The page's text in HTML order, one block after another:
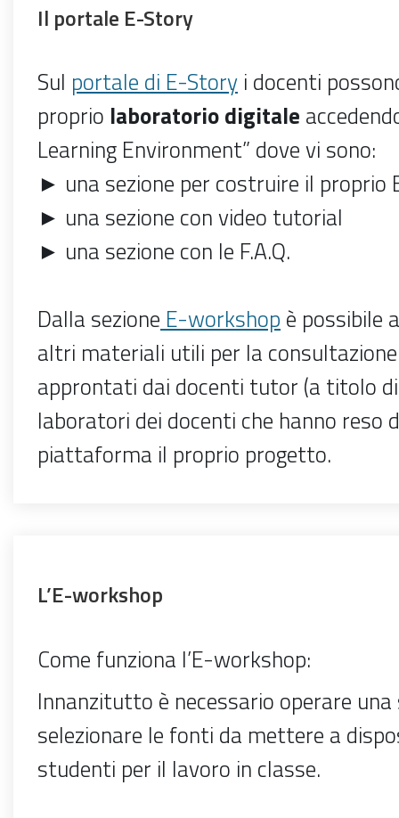
Il portale E-Story
Sul portale di E-Story i docenti
proprio laboratorio digitale
Learning Environment” dove vi sono:
► una sezione per costruire il proprio
► una sezione con video tutorial
► una sezione con le F.A.Q.
Dalla sezione E-workshop è possibile
altri materiali utili per la
approntati dai docenti tutor (a titolo
laboratori dei docenti che hanno reso
piattaforma il proprio progetto.
L’E-workshop
Come funziona l’E-workshop:
Innanzitutto è necessario operare
selezionare le fonti da mettere a
studenti per il lavoro in classe.